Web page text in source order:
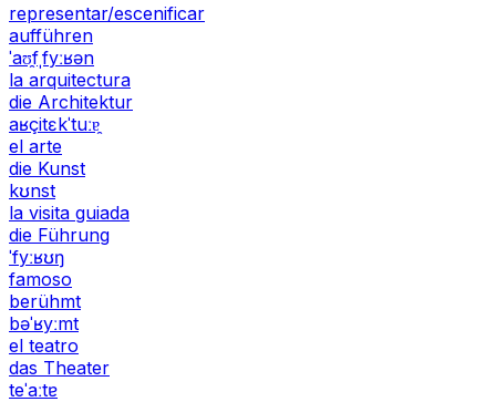
representar/escenificar
aufführen
ˈaʊ̯fˌfyːʁən
la arquitectura
die Architektur
aʁçitɛkˈtuːɐ̯
el arte
die Kunst
kʊnst
la visita guiada
die Führung
ˈfyːʁʊŋ
famoso
berühmt
bəˈʁyːmt
el teatro
das Theater
teˈaːtɐ